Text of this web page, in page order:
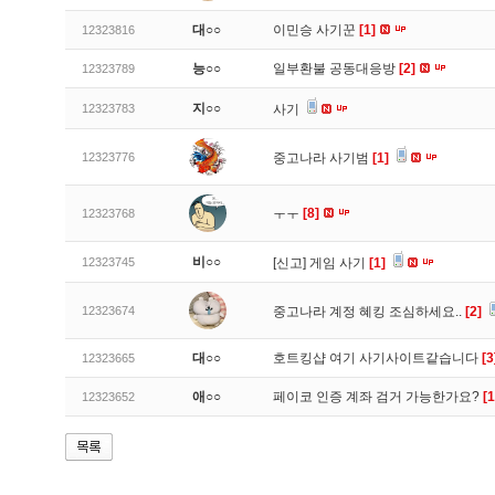
12323816 대○○ 이민승 사기꾼 [1]
12323789 능○○ 일부환불 공동대응방 [2]
12323783 지○○ 사기
12323776 중고나라 사기범 [1]
12323768 ㅜㅜ [8]
12323745 비○○ [신고] 게임 사기 [1]
12323674 중고나라 계정 혜킹 조심하세요.. [2]
12323665 대○○ 호트킹샵 여기 사기사이트같습니다
12323652 애○○ 페이코 인증 계좌 검거 가능한가요?